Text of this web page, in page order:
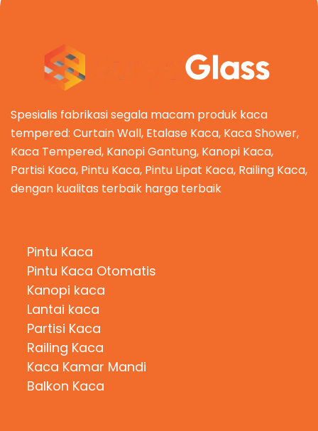
Spesialis fabrikasi segala macam produk kaca
tempered: Curtain Wall, Etalase Kaca, Kaca Shower,
Kaca Tempered, Kanopi Gantung, Kanopi Kaca,
Partisi Kaca, Pintu Kaca, Pintu Lipat Kaca, Railing Kaca,
dengan kualitas terbaik harga terbaik
Pintu Kaca
Pintu Kaca Otomatis
Kanopi kaca
Lantai kaca
Partisi Kaca
Railing Kaca
Kaca Kamar Mandi
Balkon Kaca